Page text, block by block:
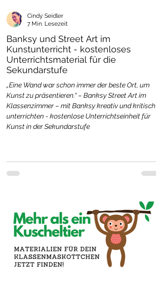
Banksy und Street Art im
Kunstunterricht - kostenloses
Unterrichtsmaterial für die
Sekundarstufe
„Eine Wand war schon immer der beste Ort, um
Kunst zu präsentieren.“ – Banksy Street Art im
Klassenzimmer – mit Banksy kreativ und kritisch
unterrichten - kostenlose Unterrichtseinheit für
Kunst in der Sekundarstufe
Cindy Seidler
7 Min. Lesezeit